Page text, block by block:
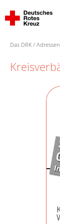
Das DRK Adressen